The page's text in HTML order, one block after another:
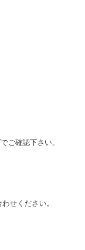
ご確認下さい。
せください。